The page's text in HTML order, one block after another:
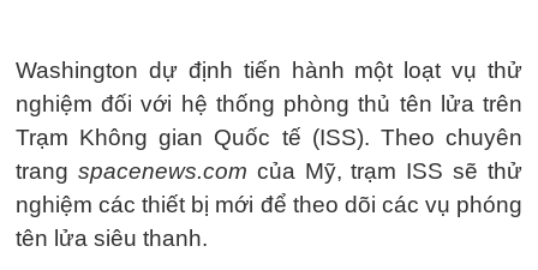
Washington dự định tiến hành một loạt vụ thử
nghiệm đối với hệ thống phòng thủ tên lửa trên
Trạm Không gian Quốc tế (ISS). Theo chuyên
trang spacenews.com của Mỹ, trạm ISS sẽ thử
nghiệm các thiết bị mới để theo dõi các vụ phóng
tên lửa siêu thanh.